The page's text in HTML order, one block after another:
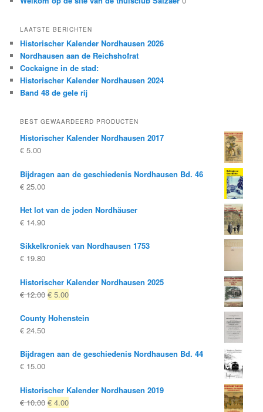
LAATSTE BERICHTEN
Historischer Kalender Nordhausen 2026
Nordhausen aan de Reichshofrat
Cockaigne in de stad:
Historischer Kalender Nordhausen 2024
Band 48 de gele rij
BEST GEWAARDEERD PRODUCTEN
Historischer Kalender Nordhausen 2017
€ 5.00
Bijdragen aan de geschiedenis Nordhausen Bd. 46
€ 25.00
Het lot van de joden Nordhäuser
€ 14.90
Sikkelkroniek van Nordhausen 1753
€ 19.80
Historischer Kalender Nordhausen 2025
€12.00 Oorspronkelijke
was:
€ 5.00Huidige
is:
County Hohenstein
€ 24.50
Bijdragen aan de geschiedenis Nordhausen Bd. 44
€ 15.00
Historischer Kalender Nordhausen 2019
€10.00 Oorspronkelijke
€ 4.00Huidige